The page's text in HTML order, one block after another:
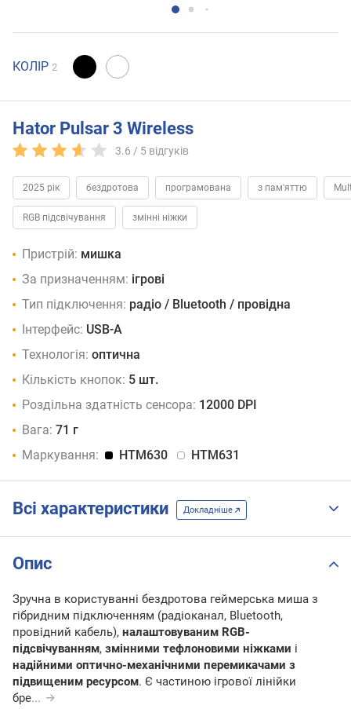
КОЛІР 2
Hator Pulsar 3 Wireless
3.6 / 5 відгуків
2025 рік бездротова програмована з пам'яттю
RGB підсвічування змінні ніжки
Пристрій: мишка
За призначенням: ігрові
Тип підключення: радіо / Bluetooth / провідна
Інтерфейс: USB-A
Технологія: оптична
Кількість кнопок: 5 шт.
Роздільна здатність сенсора: 12000 DPI
Вага: 71 г
Маркування:
HTM630 HTM631
Всі характеристики Докладніше
Опис
Зручна в користуванні бездротова геймерська миша з
гібридним підключенням (радіоканал, Bluetooth,
провідний кабель), налаштовуваним RGB-
підсвічуванням, змінними тефлоновими ніжками і
надійними оптично-механічними перемикачами з
підвищеним ресурсом. Є частиною ігрової лінійки
бре...